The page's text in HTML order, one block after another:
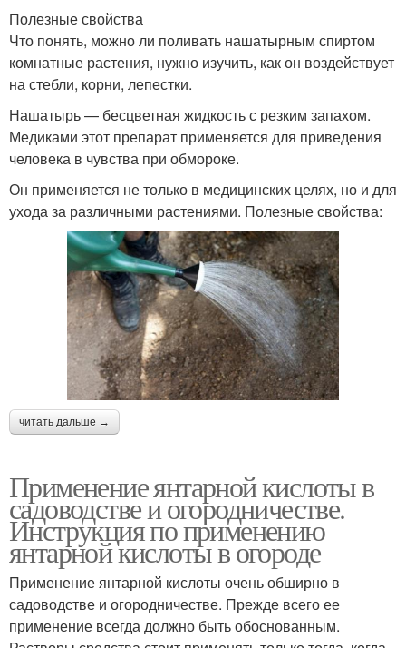
Полезные свойства
Что понять, можно ли поливать нашатырным спиртом
комнатные растения, нужно изучить, как он воздействует
на стебли, корни, лепестки.
Нашатырь — бесцветная жидкость с резким запахом.
Медиками этот препарат применяется для приведения
человека в чувства при обмороке.
Он применяется не только в медицинских целях, но и для
ухода за различными растениями. Полезные свойства:
читать дальше →
Применение янтарной кислоты в
садоводстве и огородничестве.
Инструкция по применению
янтарной кислоты в огороде
Применение янтарной кислоты очень обширно в
садоводстве и огородничестве. Прежде всего ее
применение всегда должно быть обоснованным.